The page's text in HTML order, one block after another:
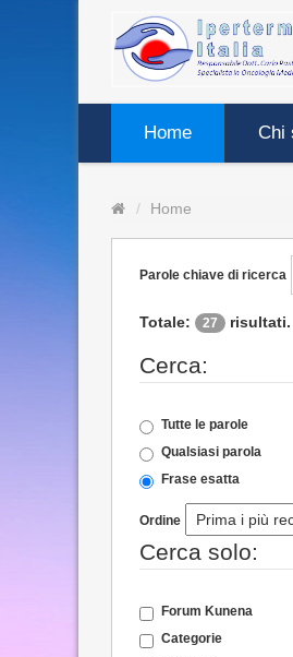
Home Chi
Home
Parole chiave di ricerca
Totale: 27 risultati.
Cerca:
Tutte le parole
Qualsiasi parola
Frase esatta
Ordine
Cerca solo:
Forum Kunena
Categorie